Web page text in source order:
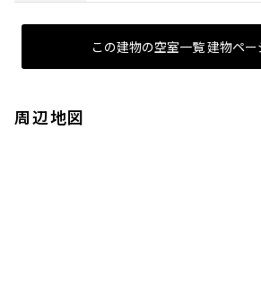
この建物の空室一覧 建物ペー
周辺地図